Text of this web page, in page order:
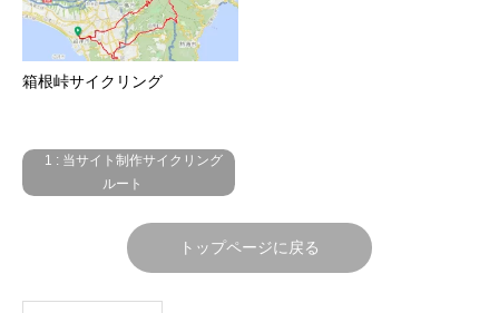
箱根峠サイクリング
1 : 当サイト制作サイクリング
ルート
トップページに戻る